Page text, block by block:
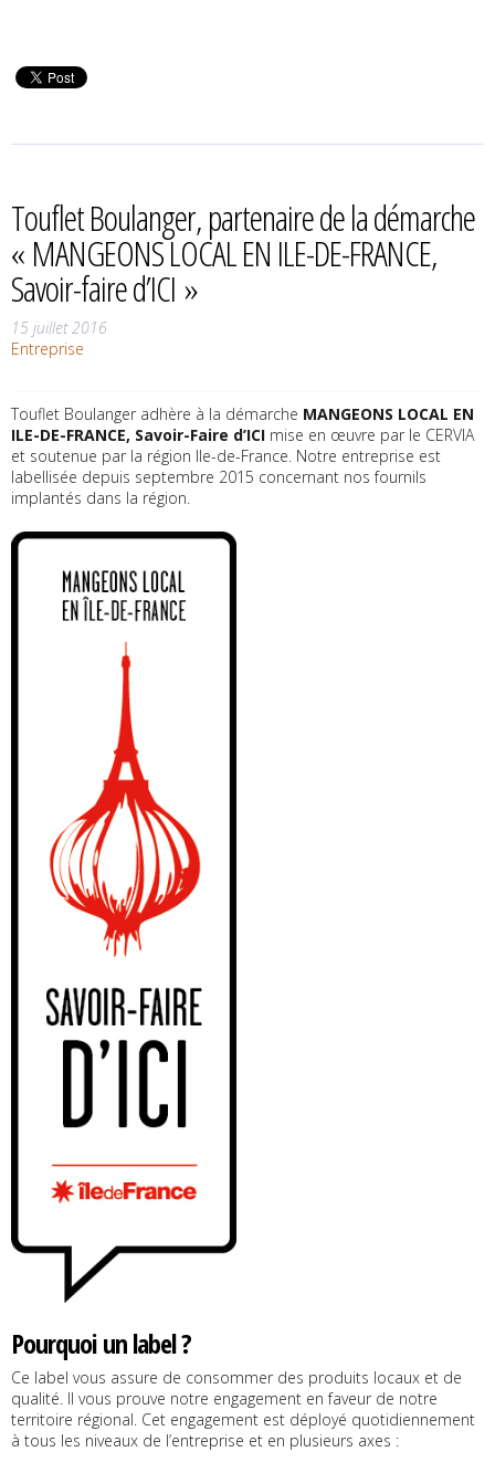
Touflet Boulanger, partenaire de la démarche
« MANGEONS LOCAL EN ILE-DE-FRANCE,
Savoir-faire d’ICI »
15 juillet 2016
Entreprise
Touflet Boulanger adhère à la démarche MANGEONS LOCAL EN
ILE-DE-FRANCE, Savoir-Faire d’ICI mise en œuvre par le CERVIA
et soutenue par la région Ile-de-France. Notre entreprise est
labellisée depuis septembre 2015 concernant nos fournils
implantés dans la région.
Pourquoi un label ?
Ce label vous assure de consommer des produits locaux et de
qualité. Il vous prouve notre engagement en faveur de notre
territoire régional. Cet engagement est déployé quotidiennement
à tous les niveaux de l’entreprise et en plusieurs axes :